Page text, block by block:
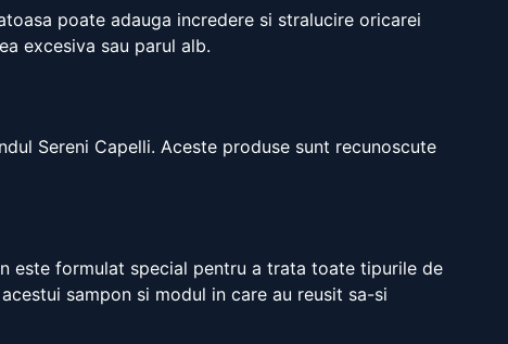
poate adauga incredere si stralucire oricarei
excesiva sau parul alb.
Sereni Capelli. Aceste produse sunt recunoscute
este formulat special pentru a trata toate tipurile de
sampon si modul in care au reusit sa-si